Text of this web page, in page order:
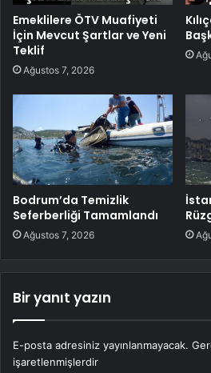
Emeklilere ÖTV Muafiyeti
İçin Mevcut Şartlar ve Yeni
Teklif
Ağustos 7, 2026
Bodrum’da Temizlik
Seferberliği Tamamlandı
Ağustos 7, 2026
Bir yanıt yazın
E-posta adresiniz yayınlanmayacak.
işaretlenmişlerdir